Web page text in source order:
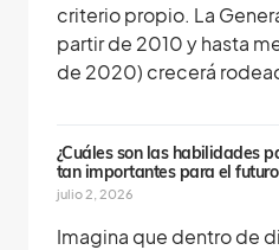
criterio propio. La
partir de 2010 y hasta
de 2020) crecerá
¿Cuáles son las habilidades
tan importantes para el
julio 2, 2026
Imagina que dentro de